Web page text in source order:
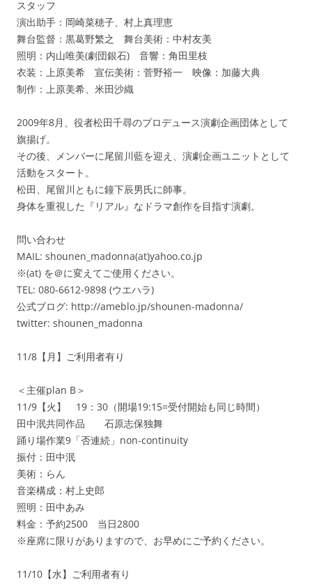
スタッフ
演出助手：岡崎菜穂子、村上真理恵
舞台監督：黒葛野繁之 舞台美術：中村友美
照明：内山唯美(劇団銀石) 音響：角田里枝
衣装：上原美希 宣伝美術：菅野裕一 映像：加藤大典
制作：上原美希、米田沙織
2009年8月、役者松田千尋のプロデュース演劇企画団体として
旗揚げ。
その後、メンバーに尾留川藍を迎え、演劇企画ユニットとして
活動をスタート。
松田、尾留川ともに鐘下辰男氏に師事。
身体を重視した『リアル』なドラマ創作を目指す演劇。
問い合わせ
MAIL: shounen_madonna(at)yahoo.co.jp
※(at) を＠に変えてご使用ください。
TEL: 080-6612-9898 (ウエハラ)
公式ブログ: http://ameblo.jp/shounen-madonna/
twitter: shounen_madonna
11/8【月】ご利用者有り
＜主催plan B＞
11/9【火】 19：30（開場19:15=受付開始も同じ時間）
田中泯共同作品 石原志保独舞
踊り場作業9「否連続」non-continuity
振付：田中泯
美術：らん
音楽構成：村上史郎
照明：田中あみ
料金：予約2500 当日2800
※座席に限りがありますので、お早めにご予約ください。
11/10【水】ご利用者有り